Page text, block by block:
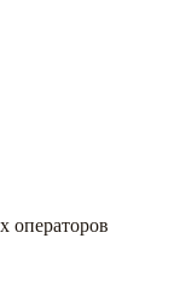
операторов